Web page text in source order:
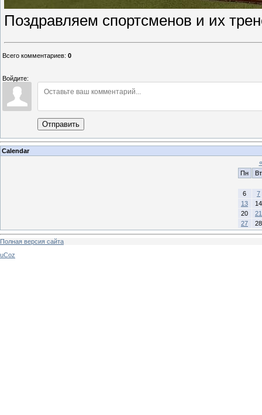
Поздравляем спортсменов и их
Всего комментариев: 0
Войдите:
Отправить
Calendar
«
Пн
Вт
6
7
13
14
20
21
27
28
Полная версия сайта
uCoz